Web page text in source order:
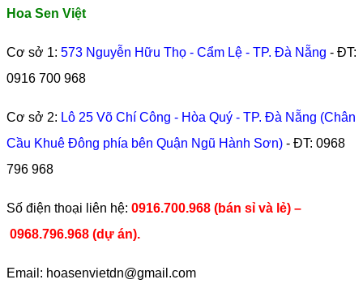
Hoa Sen Việt
Cơ sở 1: 573 Nguyễn Hữu Thọ - Cẩm Lệ - TP. Đà Nẵng - ĐT:
0916 700 968
Cơ sở 2: Lô 25 Võ Chí Công - Hòa Quý - TP. Đà Nẵng (Chân
Cầu Khuê Đông phía bên Quận Ngũ Hành Sơn) - ĐT: 0968
796 968
​Số điện thoại liên hệ: 0916.700.968 (bán sỉ và lẻ) –
0968.796.968 (dự án).
Email: hoasenvietdn@gmail.com